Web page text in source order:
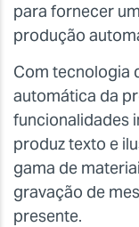
para fornecer
produção
Com tecnologia
automática da
funcionalidades
produz texto e
gama de
gravação de
presente.